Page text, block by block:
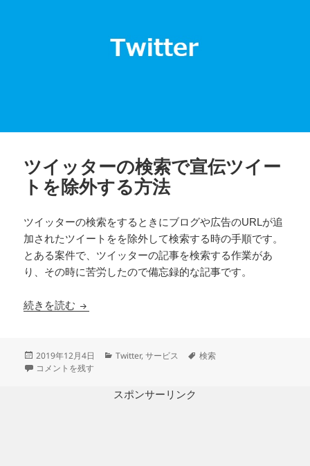
ツイッターの検索で宣伝ツイー
トを除外する方法
ツイッターの検索をするときにブログや広告のURLが追
加されたツイートをを除外して検索する時の手順です。
とある案件で、ツイッターの記事を検索する作業があ
り、その時に苦労したので備忘録的な記事です。
続きを読む ツイッターの検索で宣伝ツイートを除外する方法
投
稿
2019年12月4日
カ
リ
Twitter,サービス
タ
検索
ツイッターの検索で宣伝ツイートを除外する方法 に
コメントを残す
スポンサーリンク